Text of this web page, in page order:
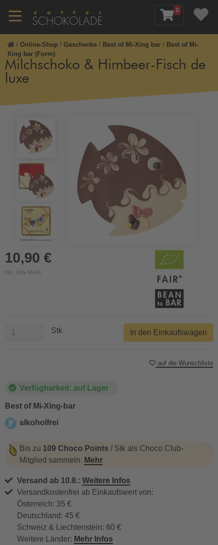
0
/ Online-Shop / Geschenke / Best of Mi-Xing bar / Best of Mi-
Xing bar (Form)
Milchschoko & Himbeer-Fisch de
luxe
10,90 €
inkl. 10% MwSt.
Verfügbarkeit: auf Lager
Best of Mi-Xing-bar
alkoholfrei
Bis zu 109 Choco Points / Stk als Choco Club-
Mitglied sammeln. Mehr
Versand ab 10.8.: Weitere Infos
Versandkostenfrei ab Einkaufswert von:
Österreich: 35 €
Deutschland: 45 €
Schweiz & Liechtenstein: 60 €
Weitere Länder: Mehr Infos
Stk In den Einkaufswagen
auf die Wunschliste